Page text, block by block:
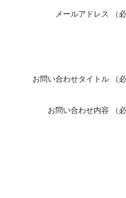
メールアドレス （
お問い合わせタイトル （
お問い合わせ内容 （